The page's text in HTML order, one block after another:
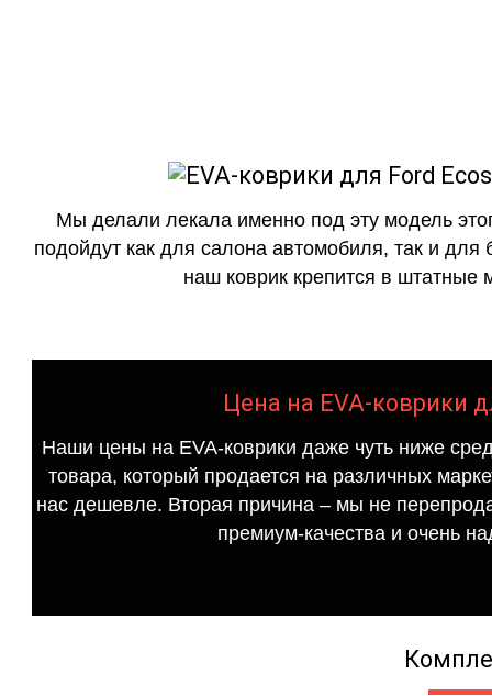
Мы делали лекала именно под эту модель
подойдут как для салона автомобиля, так и для
наш коврик крепится в штатные
Цена на EVA-коврики
Наши цены на EVA-коврики даже чуть ниже
товара, который продается на различных
нас дешевле. Вторая причина – мы не
премиум-качества и очень